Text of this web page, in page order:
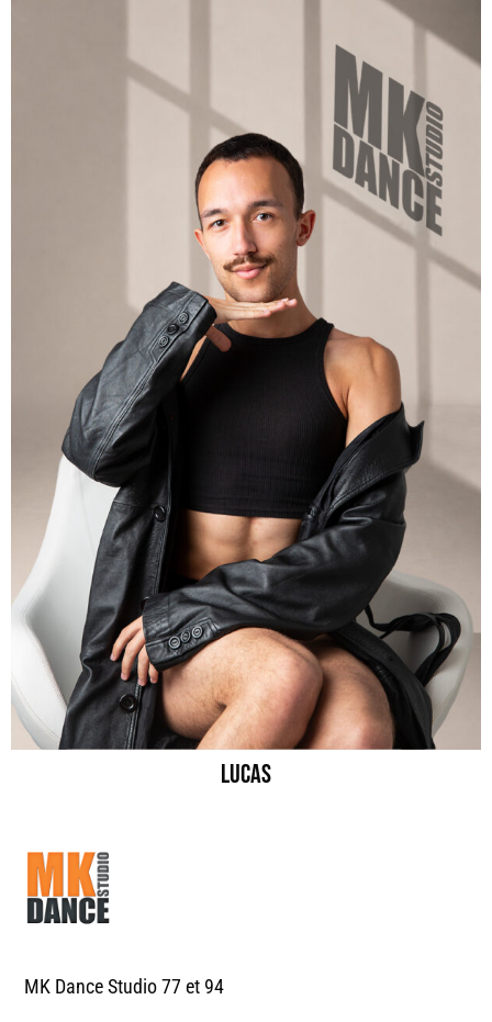
lucas
MK Dance Studio 77 et 94